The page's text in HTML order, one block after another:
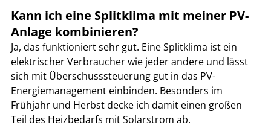
Kann ich eine Splitklima mit meiner PV-
Anlage kombinieren?
Ja, das funktioniert sehr gut. Eine Splitklima ist ein
elektrischer Verbraucher wie jeder andere und lässt
sich mit Überschusssteuerung gut in das PV-
Energiemanagement einbinden. Besonders im
Frühjahr und Herbst decke ich damit einen großen
Teil des Heizbedarfs mit Solarstrom ab.